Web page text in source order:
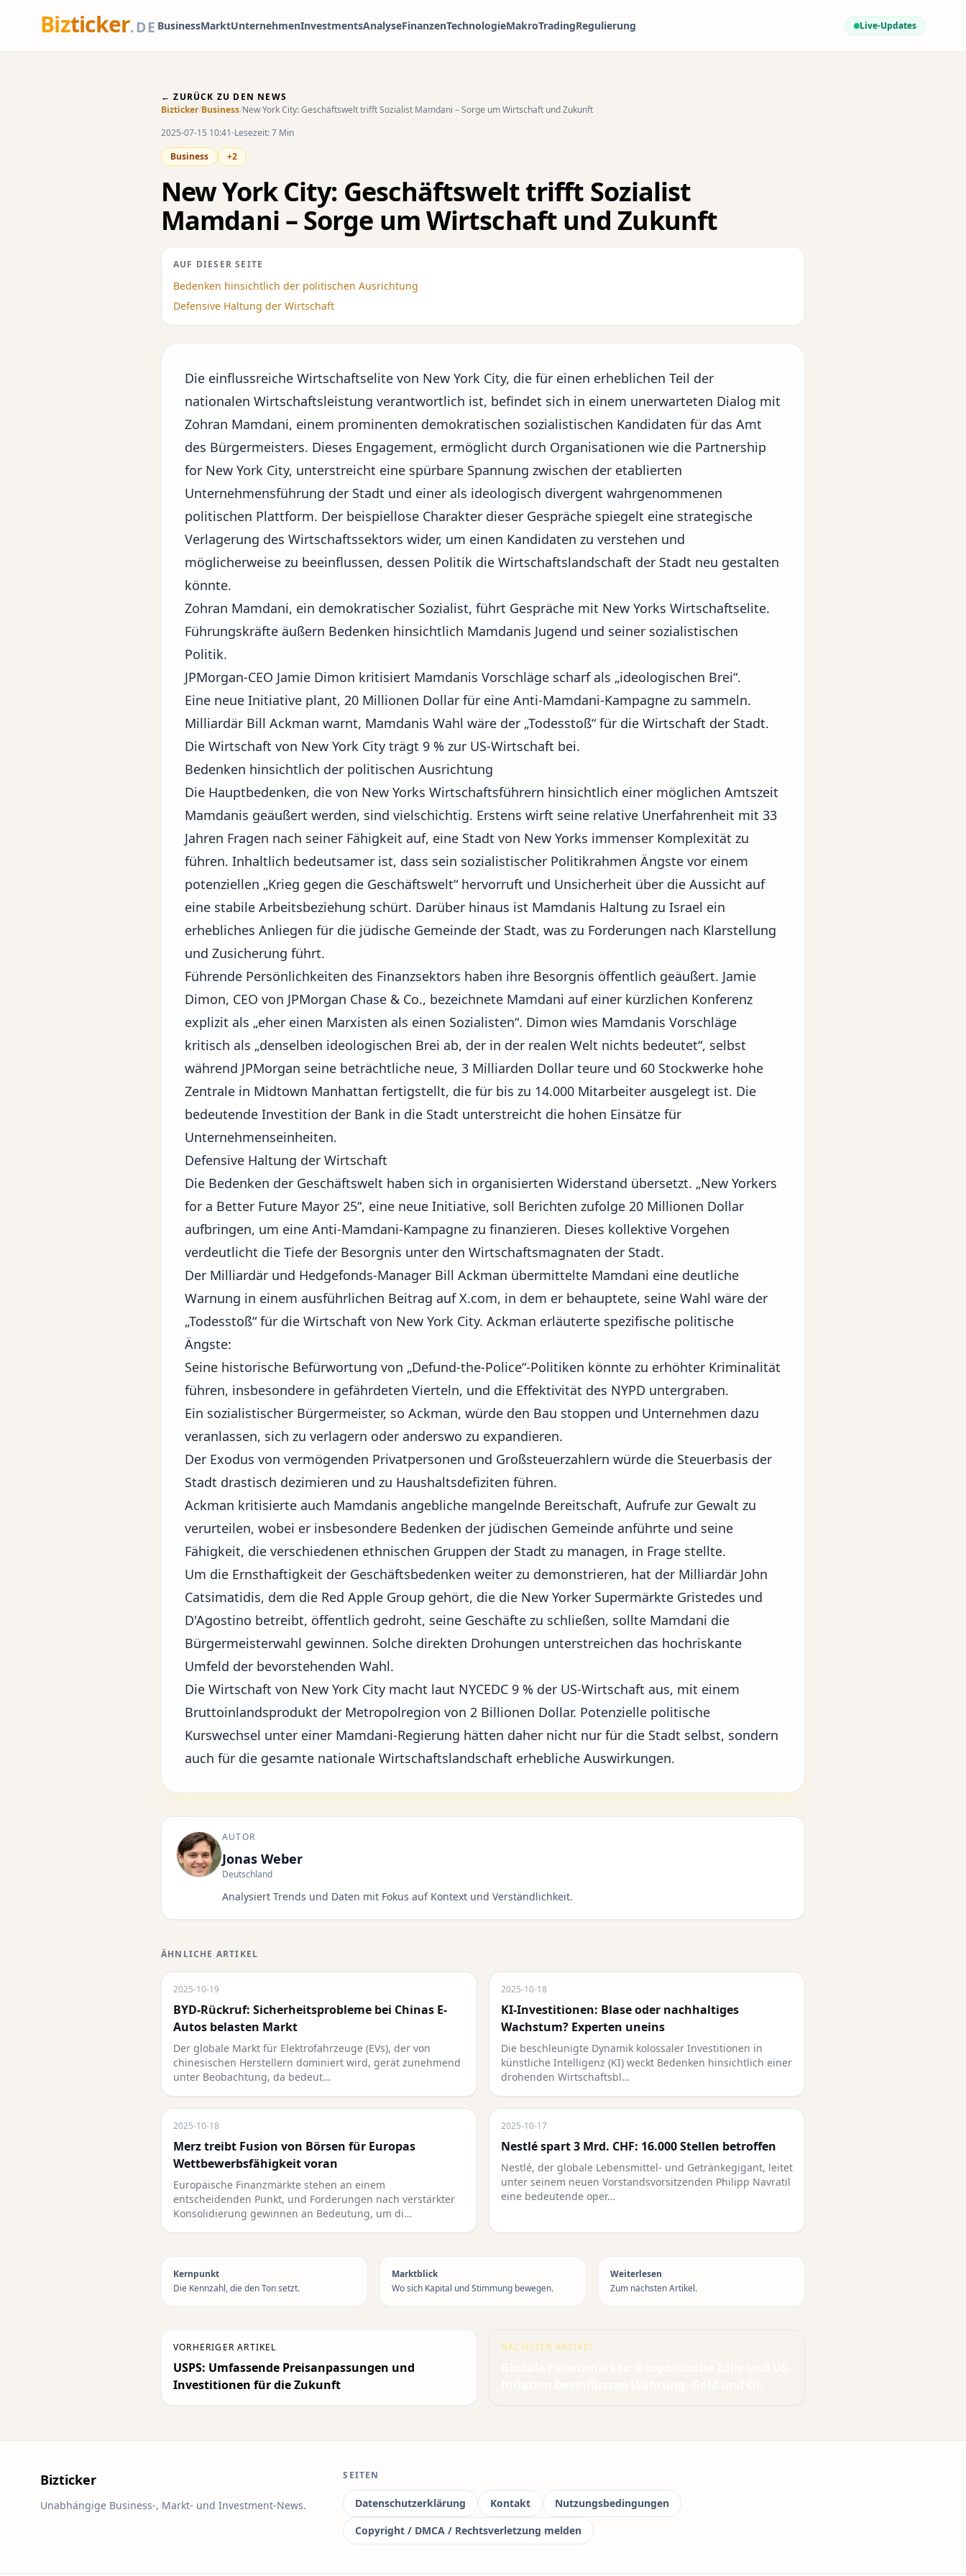
Bizticker.DE BusinessMarktUnternehmenInvestmentsAnalyseFinanzenTechnologieMakroTradingRegulierung Live-Updates
← ZURÜCK ZU DEN NEWS
Bizticker/Business/New York City: Geschäftswelt trifft Sozialist Mamdani – Sorge um Wirtschaft und Zukunft
2025-07-15 10:41 Lesezeit: 7 Min
Business
+2
New York City: Geschäftswelt trifft Sozialist
Mamdani – Sorge um Wirtschaft und Zukunft
AUF DIESER SEITE
Bedenken hinsichtlich der politischen Ausrichtung
Defensive Haltung der Wirtschaft
Die einflussreiche Wirtschaftselite von New York City, die für einen erheblichen Teil der
nationalen Wirtschaftsleistung verantwortlich ist, befindet sich in einem unerwarteten Dialog mit
Zohran Mamdani, einem prominenten demokratischen sozialistischen Kandidaten für das Amt
des Bürgermeisters. Dieses Engagement, ermöglicht durch Organisationen wie die Partnership
for New York City, unterstreicht eine spürbare Spannung zwischen der etablierten
Unternehmensführung der Stadt und einer als ideologisch divergent wahrgenommenen
politischen Plattform. Der beispiellose Charakter dieser Gespräche spiegelt eine strategische
Verlagerung des Wirtschaftssektors wider, um einen Kandidaten zu verstehen und
möglicherweise zu beeinflussen, dessen Politik die Wirtschaftslandschaft der Stadt neu gestalten
könnte.
Zohran Mamdani, ein demokratischer Sozialist, führt Gespräche mit New Yorks Wirtschaftselite.
Führungskräfte äußern Bedenken hinsichtlich Mamdanis Jugend und seiner sozialistischen
Politik.
JPMorgan-CEO Jamie Dimon kritisiert Mamdanis Vorschläge scharf als „ideologischen Brei“.
Eine neue Initiative plant, 20 Millionen Dollar für eine Anti-Mamdani-Kampagne zu sammeln.
Milliardär Bill Ackman warnt, Mamdanis Wahl wäre der „Todesstoß“ für die Wirtschaft der Stadt.
Die Wirtschaft von New York City trägt 9 % zur US-Wirtschaft bei.
Bedenken hinsichtlich der politischen Ausrichtung
Die Hauptbedenken, die von New Yorks Wirtschaftsführern hinsichtlich einer möglichen Amtszeit
Mamdanis geäußert werden, sind vielschichtig. Erstens wirft seine relative Unerfahrenheit mit 33
Jahren Fragen nach seiner Fähigkeit auf, eine Stadt von New Yorks immenser Komplexität zu
führen. Inhaltlich bedeutsamer ist, dass sein sozialistischer Politikrahmen Ängste vor einem
potenziellen „Krieg gegen die Geschäftswelt“ hervorruft und Unsicherheit über die Aussicht auf
eine stabile Arbeitsbeziehung schürt. Darüber hinaus ist Mamdanis Haltung zu Israel ein
erhebliches Anliegen für die jüdische Gemeinde der Stadt, was zu Forderungen nach Klarstellung
und Zusicherung führt.
Führende Persönlichkeiten des Finanzsektors haben ihre Besorgnis öffentlich geäußert. Jamie
Dimon, CEO von JPMorgan Chase & Co., bezeichnete Mamdani auf einer kürzlichen Konferenz
explizit als „eher einen Marxisten als einen Sozialisten“. Dimon wies Mamdanis Vorschläge
kritisch als „denselben ideologischen Brei ab, der in der realen Welt nichts bedeutet“, selbst
während JPMorgan seine beträchtliche neue, 3 Milliarden Dollar teure und 60 Stockwerke hohe
Zentrale in Midtown Manhattan fertigstellt, die für bis zu 14.000 Mitarbeiter ausgelegt ist. Die
bedeutende Investition der Bank in die Stadt unterstreicht die hohen Einsätze für
Unternehmenseinheiten.
Defensive Haltung der Wirtschaft
Die Bedenken der Geschäftswelt haben sich in organisierten Widerstand übersetzt. „New Yorkers
for a Better Future Mayor 25“, eine neue Initiative, soll Berichten zufolge 20 Millionen Dollar
aufbringen, um eine Anti-Mamdani-Kampagne zu finanzieren. Dieses kollektive Vorgehen
verdeutlicht die Tiefe der Besorgnis unter den Wirtschaftsmagnaten der Stadt.
Der Milliardär und Hedgefonds-Manager Bill Ackman übermittelte Mamdani eine deutliche
Warnung in einem ausführlichen Beitrag aufX.com, in dem er behauptete, seine Wahl wäre der
„Todesstoß“ für die Wirtschaft von New York City. Ackman erläuterte spezifische politische
Ängste:
Seine historische Befürwortung von „Defund-the-Police“-Politiken könnte zu erhöhter Kriminalität
führen, insbesondere in gefährdeten Vierteln, und die Effektivität des NYPD untergraben.
Ein sozialistischer Bürgermeister, so Ackman, würde den Bau stoppen und Unternehmen dazu
veranlassen, sich zu verlagern oder anderswo zu expandieren.
Der Exodus von vermögenden Privatpersonen und Großsteuerzahlern würde die Steuerbasis der
Stadt drastisch dezimieren und zu Haushaltsdefiziten führen.
Ackman kritisierte auch Mamdanis angebliche mangelnde Bereitschaft, Aufrufe zur Gewalt zu
verurteilen, wobei er insbesondere Bedenken der jüdischen Gemeinde anführte und seine
Fähigkeit, die verschiedenen ethnischen Gruppen der Stadt zu managen, in Frage stellte.
Um die Ernsthaftigkeit der Geschäftsbedenken weiter zu demonstrieren, hat der Milliardär John
Catsimatidis, dem die Red Apple Group gehört, die die New Yorker Supermärkte Gristedes und
D'Agostino betreibt, öffentlich gedroht, seine Geschäfte zu schließen, sollte Mamdani die
Bürgermeisterwahl gewinnen. Solche direkten Drohungen unterstreichen das hochriskante
Umfeld der bevorstehenden Wahl.
Die Wirtschaft von New York City macht laut NYCEDC 9 % der US-Wirtschaft aus, mit einem
Bruttoinlandsprodukt der Metropolregion von 2 Billionen Dollar. Potenzielle politische
Kurswechsel unter einer Mamdani-Regierung hätten daher nicht nur für die Stadt selbst, sondern
auch für die gesamte nationale Wirtschaftslandschaft erhebliche Auswirkungen.
AUTOR
Jonas Weber
Deutschland
Analysiert Trends und Daten mit Fokus auf Kontext und Verständlichkeit.
ÄHNLICHE ARTIKEL
2025-10-19
BYD-Rückruf: Sicherheitsprobleme bei Chinas E-
Autos belasten Markt
Der globale Markt für Elektrofahrzeuge (EVs), der von
chinesischen Herstellern dominiert wird, gerät zunehmend
unter Beobachtung, da bedeut…
2025-10-18
KI-Investitionen: Blase oder nachhaltiges
Wachstum? Experten uneins
Die beschleunigte Dynamik kolossaler Investitionen in
künstliche Intelligenz (KI) weckt Bedenken hinsichtlich einer
drohenden Wirtschaftsbl…
2025-10-18
Merz treibt Fusion von Börsen für Europas
Wettbewerbsfähigkeit voran
Europäische Finanzmärkte stehen an einem
entscheidenden Punkt, und Forderungen nach verstärkter
Konsolidierung gewinnen an Bedeutung, um di…
2025-10-17
Nestlé spart 3 Mrd. CHF: 16.000 Stellen betroffen
Nestlé, der globale Lebensmittel- und Getränkegigant, leitet
unter seinem neuen Vorstandsvorsitzenden Philipp Navratil
eine bedeutende oper…
Kernpunkt
Die Kennzahl, die den Ton setzt.
Marktblick
Wo sich Kapital und Stimmung bewegen.
Weiterlesen
Zum nächsten Artikel.
VORHERIGER ARTIKEL
USPS: Umfassende Preisanpassungen und
Investitionen für die Zukunft
NÄCHSTER ARTIKEL
Bizticker
Unabhängige Business-, Markt- und Investment-News.
SEITEN
Datenschutzerklärung Kontakt
Nutzungsbedingungen
Copyright / DMCA / Rechtsverletzung melden